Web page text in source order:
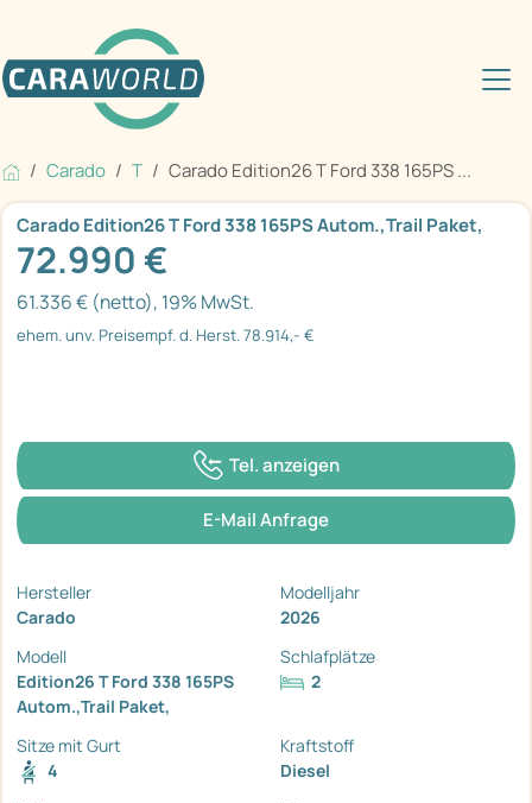
Carado T Carado Edition26 T Ford 338 165PS ...
Carado Edition26 T Ford 338 165PS Autom.,Trail Paket,
72.990 €
61.336 € (netto), 19% MwSt.
ehem. unv. Preisempf. d. Herst. 78.914,- €
Tel. anzeigen
E-Mail Anfrage
Hersteller
Carado
Modelljahr
2026
Modell
Edition26 T Ford 338 165PS
Autom.,Trail Paket,
Schlafplätze
2
Sitze mit Gurt
4
Kraftstoff
Diesel